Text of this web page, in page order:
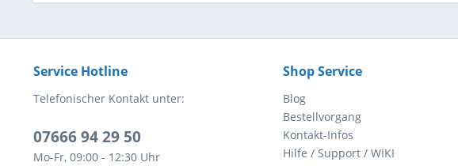
Service Hotline
Telefonischer Kontakt unter:
07666 94 29 50
Mo-Fr, 09:00 - 12:30 Uhr
Shop Service
Blog
Bestellvorgang
Kontakt-Infos
Hilfe / Support / WIKI